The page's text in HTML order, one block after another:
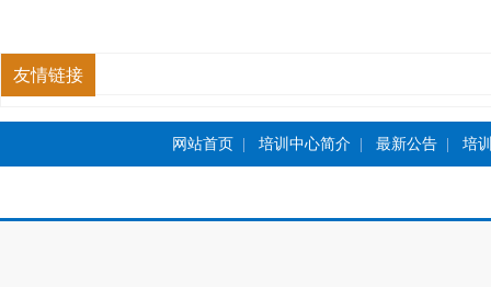
友情链接
网站首页 培训中心简介| 最新公告| 培